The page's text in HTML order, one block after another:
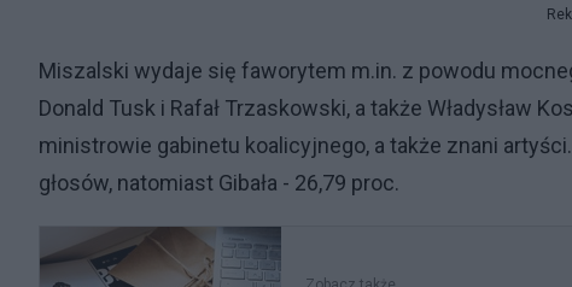
Miszalski wydaje się faworytem m.in. z powodu
Donald Tusk i Rafał Trzaskowski, a także Władysław
ministrowie gabinetu koalicyjnego, a także znani
głosów, natomiast Gibała - 26,79 proc.